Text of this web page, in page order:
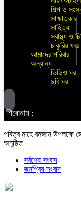
শিল্প ও
সাক্ষাতকার
সাহিত্য
স্বাস্থ্য ও
চাকুরির খবর
আমাদের পরিবার
অন্যান্য
ভিডিও ঘর
ছবি ঘর
শিরোনাম :
পবিত্র মাহে রমজান উপলক্ষে
অনুষ্ঠিত
সর্বশেষ সংবাদ
জনপ্রিয় সংবাদ